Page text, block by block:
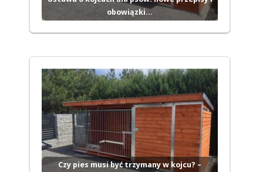
obowiązki…
Czy pies musi być trzymany w kojcu? –